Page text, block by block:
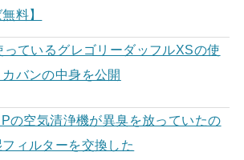
料】
っているグレゴリーダッフルXSの使
バンの中身を公開
の空気清浄機が異臭を放っていたの
ィルターを交換した